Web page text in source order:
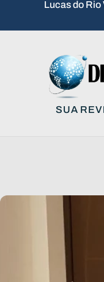
Lucas do Rio
SUA